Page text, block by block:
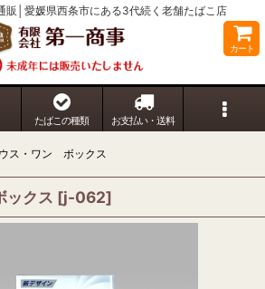
販│愛媛県西条市にある3代続く老舗たばこ店
カート
たばこの種類 お支払い・送料
ス・ワン ボックス
ックス [j-062]